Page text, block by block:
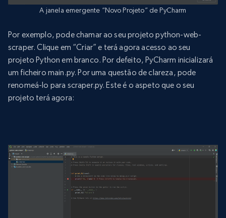
A janela emergente “Novo Projeto” de PyCharm
Por exemplo, pode chamar ao seu projeto python-web-
scraper. Clique em “Criar” e terá agora acesso ao seu
projeto Python em branco. Por defeito, PyCharm inicializará
um ficheiro main.py. Por uma questão de clareza, pode
renomeá-lo para scraper.py. Este é o aspeto que o seu
projeto terá agora: